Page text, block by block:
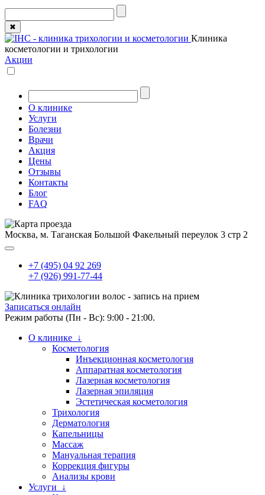
✖
Клиника
косметологии и трихологии
Акции
О клинике
Услуги
Болезни
Врачи
Акция
Цены
Отзывы
Контакты
Блог
FAQ
Москва, м. Таганская Большой Факельный переулок 3 стр 2
+7 (495) 04 92 269
+7 (926) 991-77-44
Записаться онлайн
Режим работы (Пн - Вс): 9:00 - 21:00.
О клинике ↓
Косметология
Инъекционная косметология
Аппаратная косметология
Лазерная косметология
Лазерная эпиляция
Эстетическая косметология
Трихология
Дерматология
Капельницы
Массаж
Мануальная терапия
Коррекция фигуры
Анализы крови
Услуги ↓